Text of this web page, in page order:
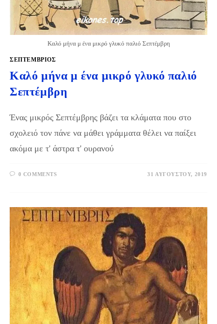
Καλό μήνα μ ένα μικρό γλυκό παλιό Σεπτέμβρη
ΣΕΠΤΈΜΒΡΙΟΣ
Καλό μήνα μ ένα μικρό γλυκό παλιό
Σεπτέμβρη
Ένας μικρός Σεπτέμβρης βάζει τα κλάματα που στο
σχολειό τον πάνε να μάθει γράμματα θέλει να παίξει
ακόμα με τ' άστρα τ' ουρανού
0 COMMENTS 31 ΑΥΓΟΎΣΤΟΥ, 2019